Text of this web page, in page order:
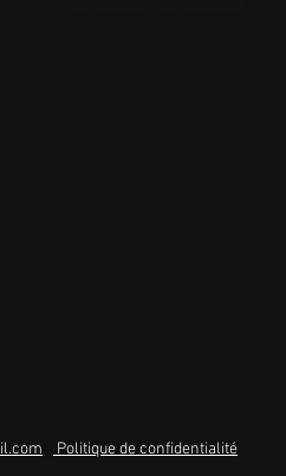
Politique de confidentialité